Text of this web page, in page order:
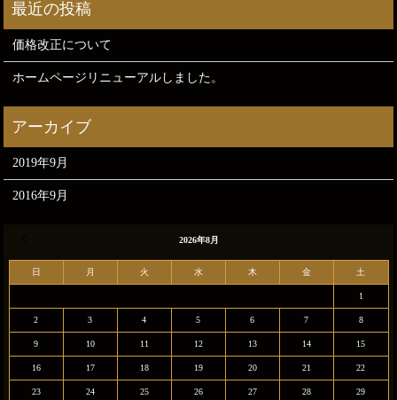
価格改正について
ホームページリニューアルしました。
2019年9月
2016年9月
2026年8月
日 月 火 水 木 金 土
1
2 3 4 5 6 7 8
9 10 11 12 13 14 15
16 17 18 19 20 21 22
23 24 25 26 27 28 29